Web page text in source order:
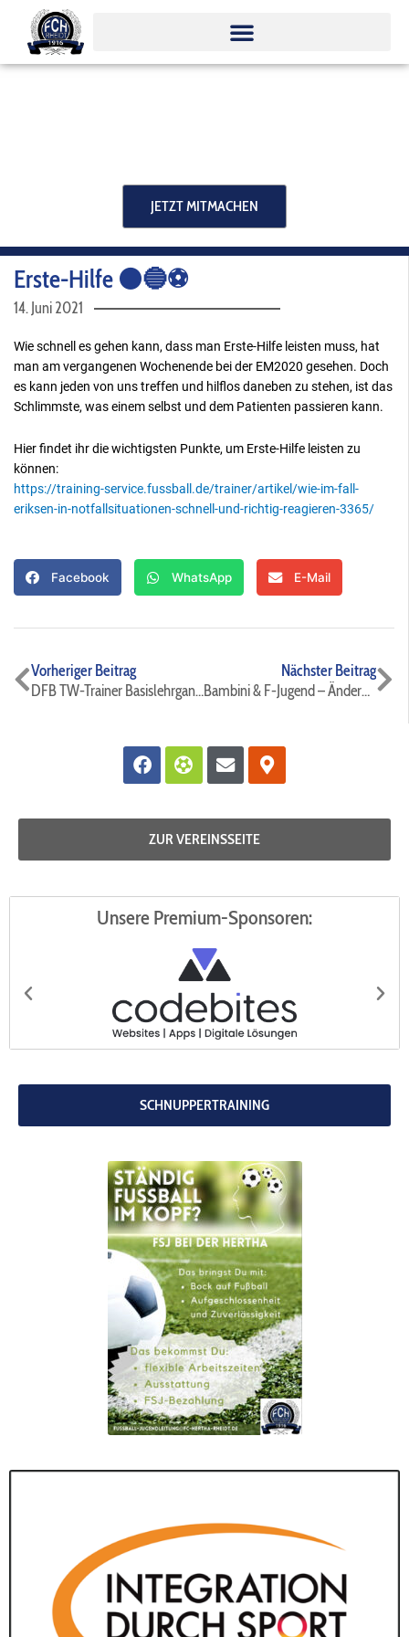
Inhalt
springen
JETZT MITMACHEN
Erste-Hilfe ⚫️🔵⚽️
14. Juni 2021
Wie schnell es gehen kann, dass man Erste-Hilfe leisten muss, hat
man am vergangenen Wochenende bei der EM2020 gesehen. Doch
es kann jeden von uns treffen und hilflos daneben zu stehen, ist das
Schlimmste, was einem selbst und dem Patienten passieren kann.
Hier findet ihr die wichtigsten Punkte, um Erste-Hilfe leisten zu
können:
https://training-service.fussball.de/trainer/artikel/wie-im-fall-
eriksen-in-notfallsituationen-schnell-und-richtig-reagieren-3365/
Facebook WhatsApp E-Mail
Zurück
Vorheriger Beitrag
DFB TW-Trainer Basislehrgang ⚫️🔵⚽️
Nächster Beitrag
Bambini & F-Jugend – Änderung der Trainingszeit am 29.06.2021
Facebook
FutbolEnvelope
Map-
marker-
alt
ZUR VEREINSSEITE
Unsere Premium-Sponsoren:
SCHNUPPERTRAINING